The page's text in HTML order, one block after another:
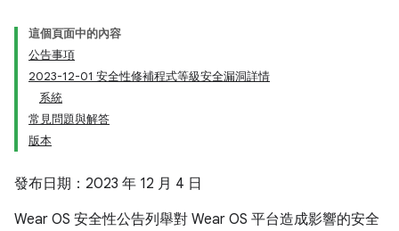
這個頁面中的內容
公告事項
2023-12-01 安全性修補程式等級安全漏洞詳情
系統
常見問題與解答
版本
發布日期：2023 年 12 月 4 日
Wear OS 安全性公告列舉對 Wear OS 平台造成影響的安全